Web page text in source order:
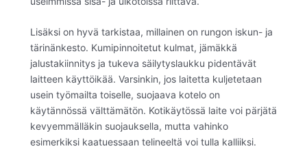
Lisäksi on hyvä tarkistaa, millainen on rungon iskun- ja
tärinänkesto. Kumipinnoitetut kulmat, jämäkkä
jalustakiinnitys ja tukeva säilytyslaukku pidentävät
laitteen käyttöikää. Varsinkin, jos laitetta kuljetetaan
usein työmailta toiselle, suojaava kotelo on
käytännössä välttämätön. Kotikäytössä laite voi pärjätä
kevyemmälläkin suojauksella, mutta vahinko
esimerkiksi kaatuessaan telineeltä voi tulla kalliiksi.